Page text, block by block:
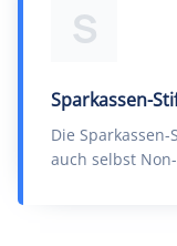
S
Sparkassen-
Die
auch selbst